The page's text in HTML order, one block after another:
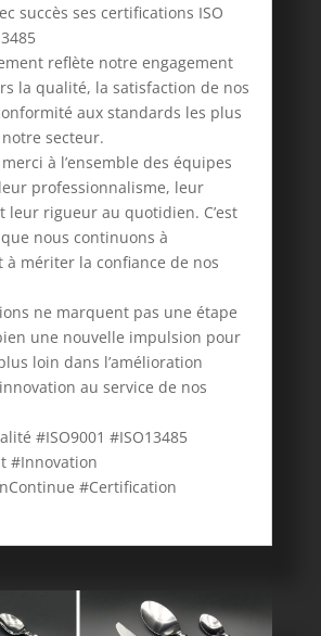
succès ses certifications ISO
reflète notre engagement
la qualité, la satisfaction de nos
aux standards les plus
secteur.
à l’ensemble des équipes
professionnalisme, leur
leur rigueur au quotidien. C’est
nous continuons à
à mériter la confiance de nos
ne marquent pas une étape
une nouvelle impulsion pour
loin dans l’amélioration
au service de nos
#ISO9001 #ISO13485
#Innovation
#Certification